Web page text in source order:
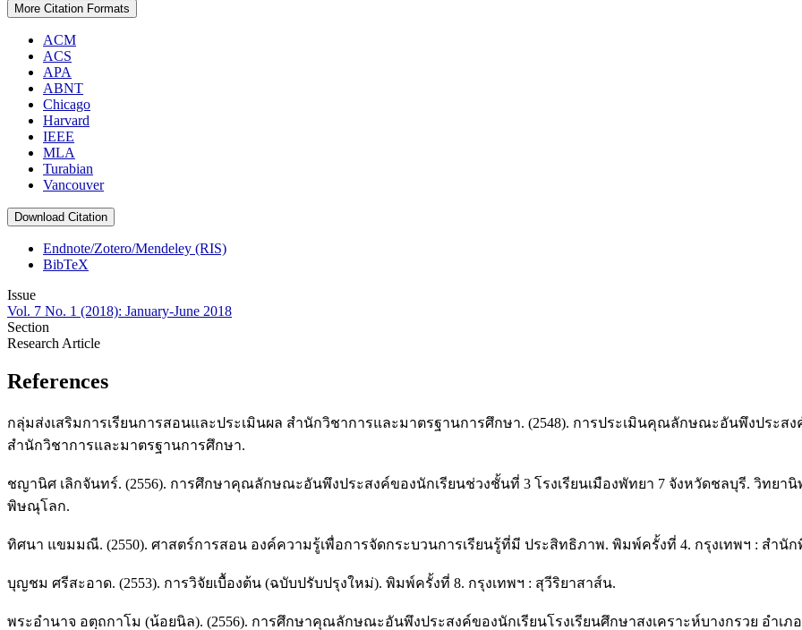
More Citation Formats
ACM
ACS
APA
ABNT
Chicago
Harvard
IEEE
MLA
Turabian
Vancouver
Download Citation
Endnote/Zotero/Mendeley (RIS)
BibTeX
Issue
Vol. 7 No. 1 (2018): January-June 2018
Section
Research Article
References
กลุ่มส่งเสริมการเรียนการสอนและประเมินผล สำนักวิชาการและมาตรฐานการศึกษา. (2548). การประเมินคุณลักษณะอันพึงประ
สำนักวิชาการและมาตรฐานการศึกษา.
ชญานิศ เลิกจันทร์. (2556). การศึกษาคุณลักษณะอันพึงประสงค์ของนักเรียนช่วงชั้นที่ 3 โรงเรียนเมืองพัทยา 7 จังหวัดชลบุรี. วิท
พิษณุโลก.
ทิศนา แขมมณี. (2550). ศาสตร์การสอน องค์ความรู้เพื่อการจัดกระบวนการเรียนรู้ที่มี ประสิทธิภาพ. พิมพ์ครั้งที่ 4. กรุงเทพฯ : สำ
บุญชม ศรีสะอาด. (2553). การวิจัยเบื้องต้น (ฉบับปรับปรุงใหม่). พิมพ์ครั้งที่ 8. กรุงเทพฯ : สุวีริยาสาส์น.
พระอำนาจ อตฺถกาโม (น้อยนิล). (2556). การศึกษาคุณลักษณะอันพึงประสงค์ของนักเรียนโรงเรียนศึกษาสงเคราะห์บางกรวย อำ